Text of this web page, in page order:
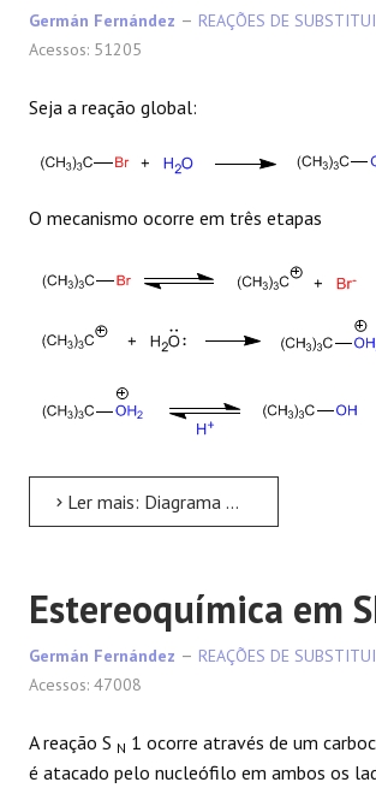
Germán Fernández
REAÇÕES DE
Acessos: 51205
Seja a reação global:
O mecanismo ocorre em três etapas
Ler mais: Diagrama de energia em SN1
Estereoquímica em
Germán Fernández
REAÇÕES DE
Acessos: 47008
A reação S N 1 ocorre através de um
é atacado pelo nucleófilo em ambos os